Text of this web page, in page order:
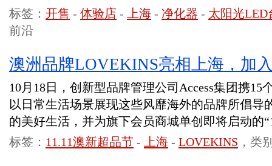
标签： 开售 - 体验店 - 上海 - 净化器 - 太阳光LED
前沿
澳洲品牌LOVEKINS亮相上海，加
10月18日，创新型品牌管理公司Access集团携15
以日常生活场景展现这些风靡海外的品牌所倡导
的美好生活，并为旗下会员商城单创即将启动的
标签： 11.11澳新超品节 - 上海 - LOVEKINS ，类